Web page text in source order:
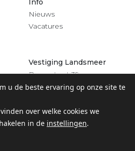
Info
Nieuws
Vacatures
Vestiging Landsmeer
Dorpsstraat 39
1121 BV Landsmeer
u de beste ervaring op onze site te
over welke cookies we
in de instellingen.